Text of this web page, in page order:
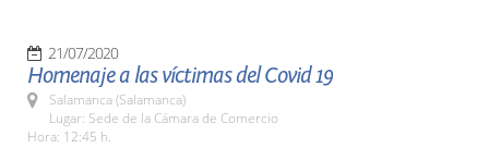
21/07/2020
Homenaje a las víctimas del Covid 19
Salamanca (Salamanca)
Lugar: Sede de la Cámara de Comercio
Hora: 12:45 h.